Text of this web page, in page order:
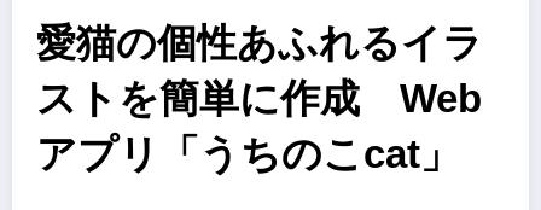
愛猫の個性あふれるイラ
ストを簡単に作成 Web
アプリ「うちのこcat」